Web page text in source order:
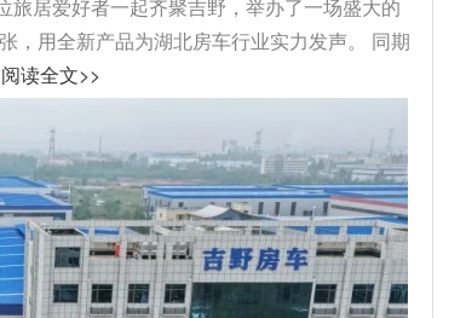
居爱好者一起齐聚吉野，举办了一场盛大的
，用全新产品为湖北房车行业实力发声。 同期
阅读全文>>